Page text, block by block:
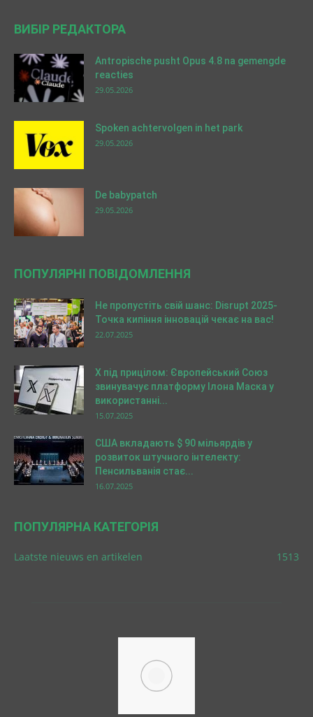
ВИБІР РЕДАКТОРА
Antropische pusht Opus 4.8 na gemengde
reacties
29.05.2026
Spoken achtervolgen in het park
29.05.2026
De babypatch
29.05.2026
ПОПУЛЯРНІ ПОВІДОМЛЕННЯ
Не пропустіть свій шанс: Disrupt 2025-
Точка кипіння інновацій чекає на вас!
22.07.2025
X під прицілом: Європейський Союз
звинувачує платформу Ілона Маска у
використанні...
15.07.2025
США вкладають $ 90 мільярдів у
розвиток штучного інтелекту:
Пенсильванія стає...
16.07.2025
ПОПУЛЯРНА КАТЕГОРІЯ
Laatste nieuws en artikelen 1513